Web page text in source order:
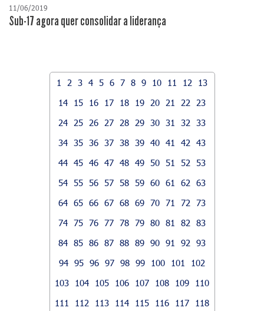
11/06/2019
Sub-17 agora quer consolidar a liderança
1 2 3 4 5 6 7 8 9 10 11 12
13
14
15 16 17 18 19 20 21 22
23
24
25 26 27 28 29 30 31 32
33
34 35 36 37 38 39 40 41 42
43
44 45 46 47 48 49 50 51 52
53
54 55 56 57 58 59 60 61 62
63
64 65 66 67 68 69 70 71 72
73
74 75 76 77 78 79 80 81 82
83
84 85 86 87 88 89 90 91 92
93
94 95 96 97 98 99 100 101
102
103
104 105 106 107 108 109
110
111
112 113 114 115 116 117
118